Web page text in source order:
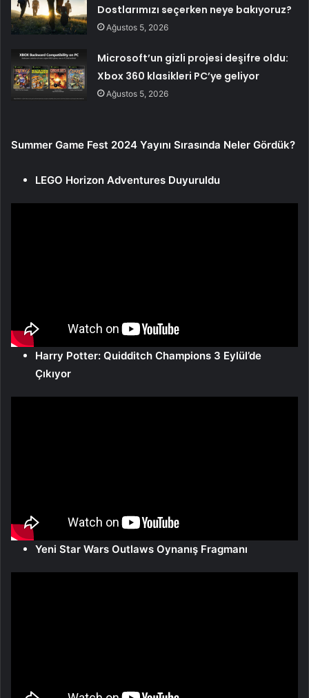
Dostlarımızı seçerken neye bakıyoruz?
Ağustos 5, 2026
Microsoft’un gizli projesi deşifre oldu:
Xbox 360 klasikleri PC’ye geliyor
Ağustos 5, 2026
Summer Game Fest 2024 Yayını Sırasında Neler Gördük?
LEGO Horizon Adventures Duyuruldu
Harry Potter: Quidditch Champions 3 Eylül’de
Çıkıyor
Yeni Star Wars Outlaws Oynanış Fragmanı